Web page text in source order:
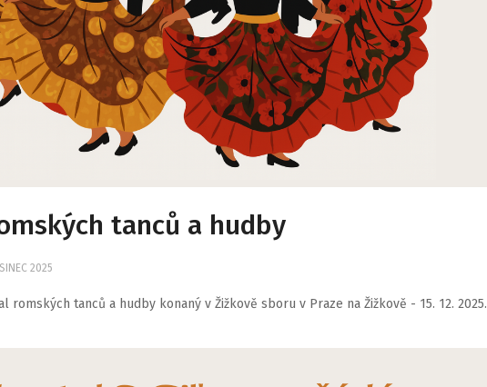
tanců a hudby
2025
romských tanců a hudby konaný v Žižkově sboru v Praze na Žižkově - 15. 12. 2025.